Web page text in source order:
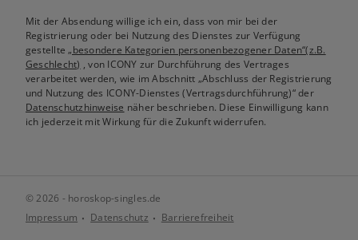
Mit der Absendung willige ich ein, dass von mir bei der
Registrierung oder bei Nutzung des Dienstes zur Verfügung
gestellte„besondere Kategorien personenbezogener Daten“(z.B.
Geschlecht) , von ICONY zur Durchführung des Vertrages
verarbeitet werden, wie im Abschnitt „Abschluss der Registrierung
und Nutzung des ICONY-Dienstes (Vertragsdurchführung)“ der
Datenschutzhinweise näher beschrieben. Diese Einwilligung kann
ich jederzeit mit Wirkung für die Zukunft widerrufen.
© 2026 - horoskop-singles.de
Impressum
Datenschutz Barrierefreiheit